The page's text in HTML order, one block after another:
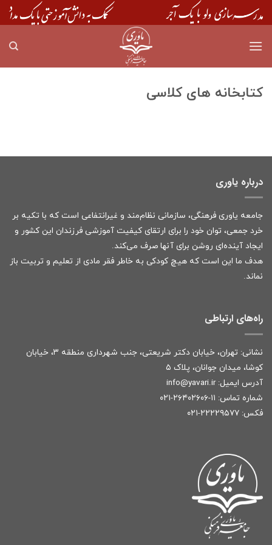
Skip
to
کتابخانه های کلاسی
درباره یاوری
جامعه یاوری فرهنگی، سازمانی نظام‌مند و غیرانتفاعی است که با تکیه بر
خرد جمعی، توان خود را برای ارتقای کیفیت آموزشی فرزندان این کشور و
ایجاد آینده‌ای روشن برای آنها صرف می‌کند.
هدف ما این است که هیچ کودکی به خاطر فقر مادی از تعلیم و تربیت باز
نماند.
راه‌های ارتباطی
نشانی: تهران، خیابان دکتر شریعتی، جنب شهرداری منطقه ۳، خیابان
کوشا، میدان جوانان، پلاک ۵
آدرس ایمیل: info@yavari.ir
شماره تماس: ۱۱-۲۶۴۰۲۶۰۶-۰۲۱
فکس: ۲۲۲۲۹۵۷۷-۰۲۱